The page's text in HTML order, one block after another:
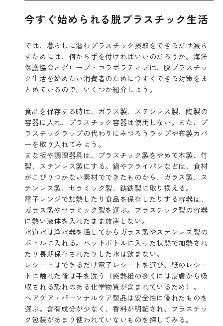
今すぐ始められる脱プラスチック生活
では、暮らしに潜むプラスチック摂取をできるだけ減ら
すためには、何から手を付ければいいのだろうか。海洋
保護協会とグローブ・コラボラティブは、脱プラスチッ
ク生活を始めたい消費者のために今すぐできる対策をま
とめているので、いくつか紹介しよう。
食品を保存する時は、ガラス製、ステンレス製、陶製の
容器に入れ、プラスチック容器は使用しない。また、プ
ラスチックラップの代わりにみつろうラップや布製カバ
ーを取り入れてみよう。
まな板や調理器具は、プラスチック製をやめて木製、竹
製、ステンレス製にする。鍋やフライパンなどは、食材
がこびりつかない素材でできたものから、ガラス製、ス
テンレス製、セラミック製、鋳鉄製に取り換える。
電子レンジで加熱したり食品を保存したりする容器は、
ガラス製やセラミック製を選ぶ。プラスチック製の容器
に熱い液体を入れたまま放置しない。
水道水は浄水器を通してからガラス製やステンレス製の
ボトルに入れる。ペットボトルに入った状態で加熱され
たり長期保存されたりした水は飲まない。
レシートはできるだけ電子レシートを選び、紙のレシー
トに触れた後は手を洗う（感熱紙の多くには皮膚から吸
収される恐れのある化学物質が含まれているため）。
ヘアケア・パーソナルケア製品は安全性に優れたものを
選ぶ。含有成分が少なく、香料が明記され、プラスチッ
ク包装があまり使われていないものを探してみる。